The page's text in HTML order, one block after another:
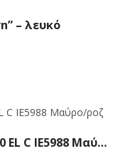
– λευκό
Αθλητικά Adidas Tensaur Run 3.0 EL C IE5988 Μαύρο/ροζ